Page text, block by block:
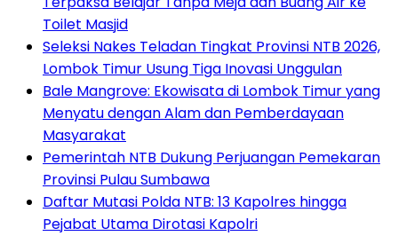
Toilet Masjid
Seleksi Nakes Teladan Tingkat Provinsi NTB 2026,
Lombok Timur Usung Tiga Inovasi Unggulan
Bale Mangrove: Ekowisata di Lombok Timur yang
Menyatu dengan Alam dan Pemberdayaan
Masyarakat
Pemerintah NTB Dukung Perjuangan Pemekaran
Provinsi Pulau Sumbawa
Daftar Mutasi Polda NTB: 13 Kapolres hingga
Pejabat Utama Dirotasi Kapolri